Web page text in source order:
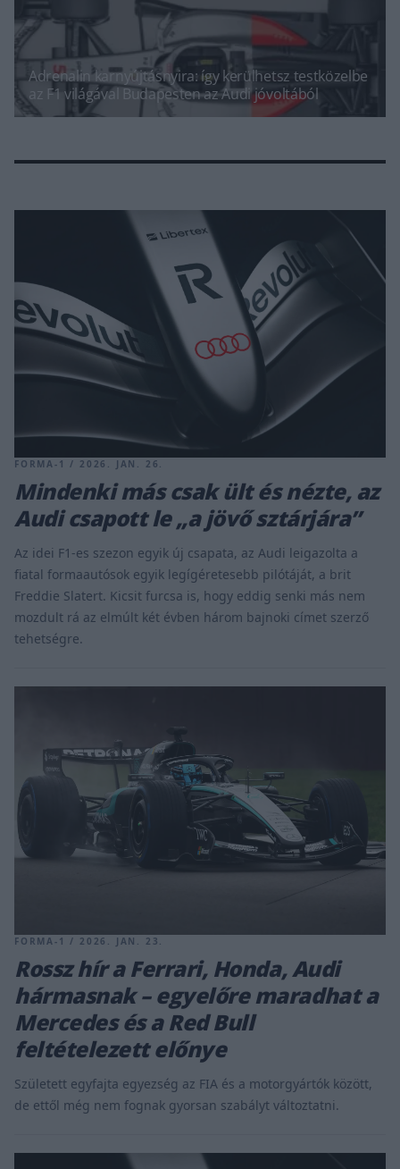
Adrenalin karnyújtásnyira: így kerülhetsz testközelbe
az F1 világával Budapesten az Audi jóvoltából
FORMA-1 / 2026. JAN. 26.
Mindenki más csak ült és nézte, az
Audi csapott le „a jövő sztárjára”
Az idei F1-es szezon egyik új csapata, az Audi leigazolta a
fiatal formaautósok egyik legígéretesebb pilótáját, a brit
Freddie Slatert. Kicsit furcsa is, hogy eddig senki más nem
mozdult rá az elmúlt két évben három bajnoki címet szerző
tehetségre.
FORMA-1 / 2026. JAN. 23.
Rossz hír a Ferrari, Honda, Audi
hármasnak – egyelőre maradhat a
Mercedes és a Red Bull
feltételezett előnye
Született egyfajta egyezség az FIA és a motorgyártók között,
de ettől még nem fognak gyorsan szabályt változtatni.